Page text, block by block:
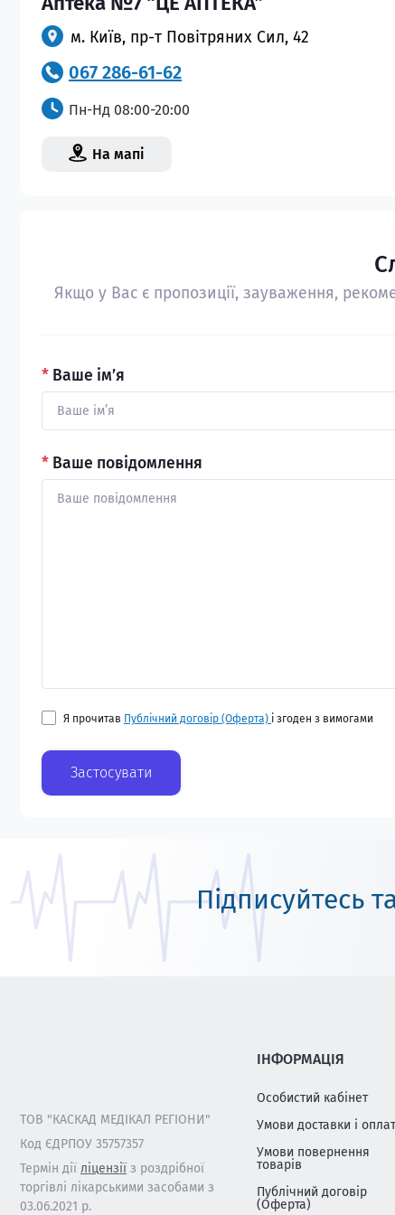
м. Київ, пр-т Повітряних Сил, 42
067 286-61-62
Пн-Нд 08:00-20:00
На мапі
Якщо у Вас є пропозиції, зауваження,
* Ваше ім’я
* Ваше повідомлення
Я прочитав Публічний договір (Оферта) і згоден з вимогами
Застосувати
Підписуйтесь
ТОВ "КАСКАД МЕДІКАЛ РЕГІОНИ"
Код ЄДРПОУ 35757357
Термін дії ліцензії з роздрібної
торгівлі лікарськими засобами з
03.06.2021 р.
ІНФОРМАЦІЯ
Особистий кабінет
Умови доставки і
Умови повернення
товарів
Публічний договір
(Оферта)